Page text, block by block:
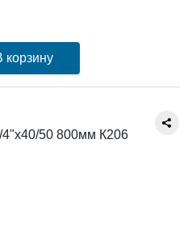
корзину